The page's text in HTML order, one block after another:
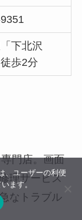
下北沢
歩2分
門店。画面
理サービス
なトラブル
ユーザーの利便
ます。